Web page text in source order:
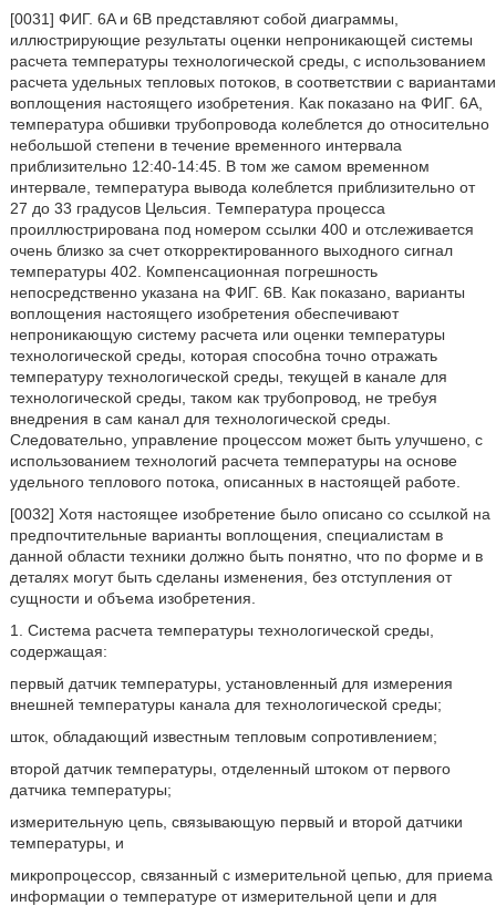
[0031] ФИГ. 6A и 6B представляют собой диаграммы,
иллюстрирующие результаты оценки непроникающей системы
расчета температуры технологической среды, с использованием
расчета удельных тепловых потоков, в соответствии с вариантами
воплощения настоящего изобретения. Как показано на ФИГ. 6A,
температура обшивки трубопровода колеблется до относительно
небольшой степени в течение временного интервала
приблизительно 12:40-14:45. В том же самом временном
интервале, температура вывода колеблется приблизительно от
27 до 33 градусов Цельсия. Температура процесса
проиллюстрирована под номером ссылки 400 и отслеживается
очень близко за счет откорректированного выходного сигнал
температуры 402. Компенсационная погрешность
непосредственно указана на ФИГ. 6B. Как показано, варианты
воплощения настоящего изобретения обеспечивают
непроникающую систему расчета или оценки температуры
технологической среды, которая способна точно отражать
температуру технологической среды, текущей в канале для
технологической среды, таком как трубопровод, не требуя
внедрения в сам канал для технологической среды.
Следовательно, управление процессом может быть улучшено, с
использованием технологий расчета температуры на основе
удельного теплового потока, описанных в настоящей работе.
[0032] Хотя настоящее изобретение было описано со ссылкой на
предпочтительные варианты воплощения, специалистам в
данной области техники должно быть понятно, что по форме и в
деталях могут быть сделаны изменения, без отступления от
сущности и объема изобретения.
1. Система расчета температуры технологической среды,
содержащая:
первый датчик температуры, установленный для измерения
внешней температуры канала для технологической среды;
шток, обладающий известным тепловым сопротивлением;
второй датчик температуры, отделенный штоком от первого
датчика температуры;
измерительную цепь, связывающую первый и второй датчики
температуры, и
микропроцессор, связанный с измерительной цепью, для приема
информации о температуре от измерительной цепи и для